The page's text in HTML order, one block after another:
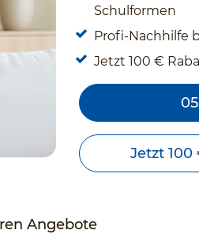
Schulformen
Profi-Nachhilfe
Jetzt 100 €
Jetzt
Angebote